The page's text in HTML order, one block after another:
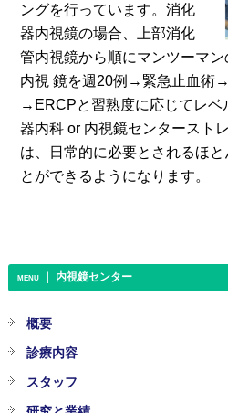
ングを行っています。消化
器内視鏡の場合、上部消化
管内視鏡から順にマンツーマ
内視 鏡を週20例→緊急止血術→
→ERCPと習熟度に応じてレベ
器内科 or 内視鏡センタースト
は、日常的に必要とされるほ
とができるようになります。
MENU｜ 内視鏡センター
概要
診療内容
スタッフ